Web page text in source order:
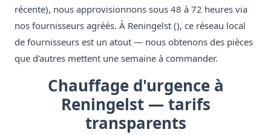
récente), nous approvisionnons sous 48 à 72 heures via
nos fournisseurs agréés. À Reningelst (), ce réseau local
de fournisseurs est un atout — nous obtenons des pièces
que d'autres mettent une semaine à commander.
Chauffage d'urgence à
Reningelst — tarifs
transparents